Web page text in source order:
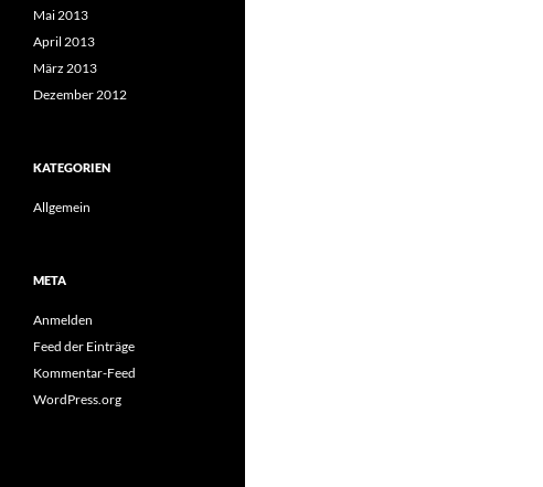
Mai 2013
April 2013
März 2013
Dezember 2012
KATEGORIEN
Allgemein
META
Anmelden
Feed der Einträge
Kommentar-Feed
WordPress.org